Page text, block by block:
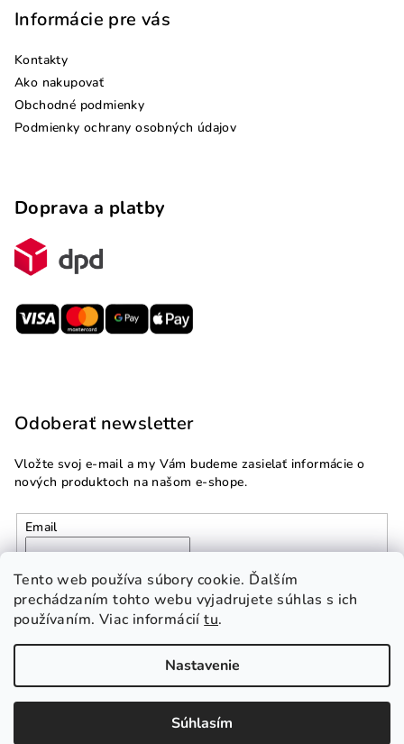
Tento web používa súbory cookie. Ďalším
prechádzaním tohto webu vyjadrujete súhlas s ich
používaním. Viac informáciítu.
Nastavenie
Súhlasím
Informácie pre vás
Kontakty
Ako nakupovať
Obchodné podmienky
Podmienky ochrany osobných údajov
Doprava a platby
Odoberať newsletter
Vložte svoj e-mail a my Vám budeme zasielať informácie o
nových produktoch na našom e-shope.
Email
Vložením e-mailu súhlasíte s
podmienkami ochrany
osobných údajov
Prihlásiť sa